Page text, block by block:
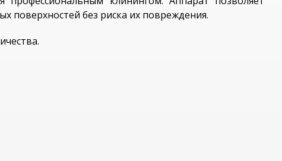
поверхностей без риска их повреждения.